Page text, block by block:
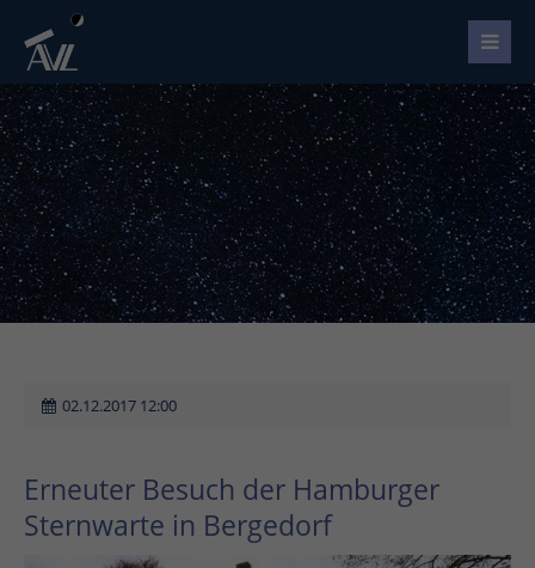
02.12.2017 12:00
Erneuter Besuch der Hamburger
Sternwarte in Bergedorf